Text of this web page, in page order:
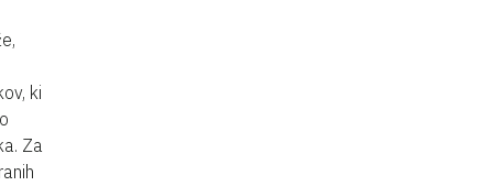
ki
Za